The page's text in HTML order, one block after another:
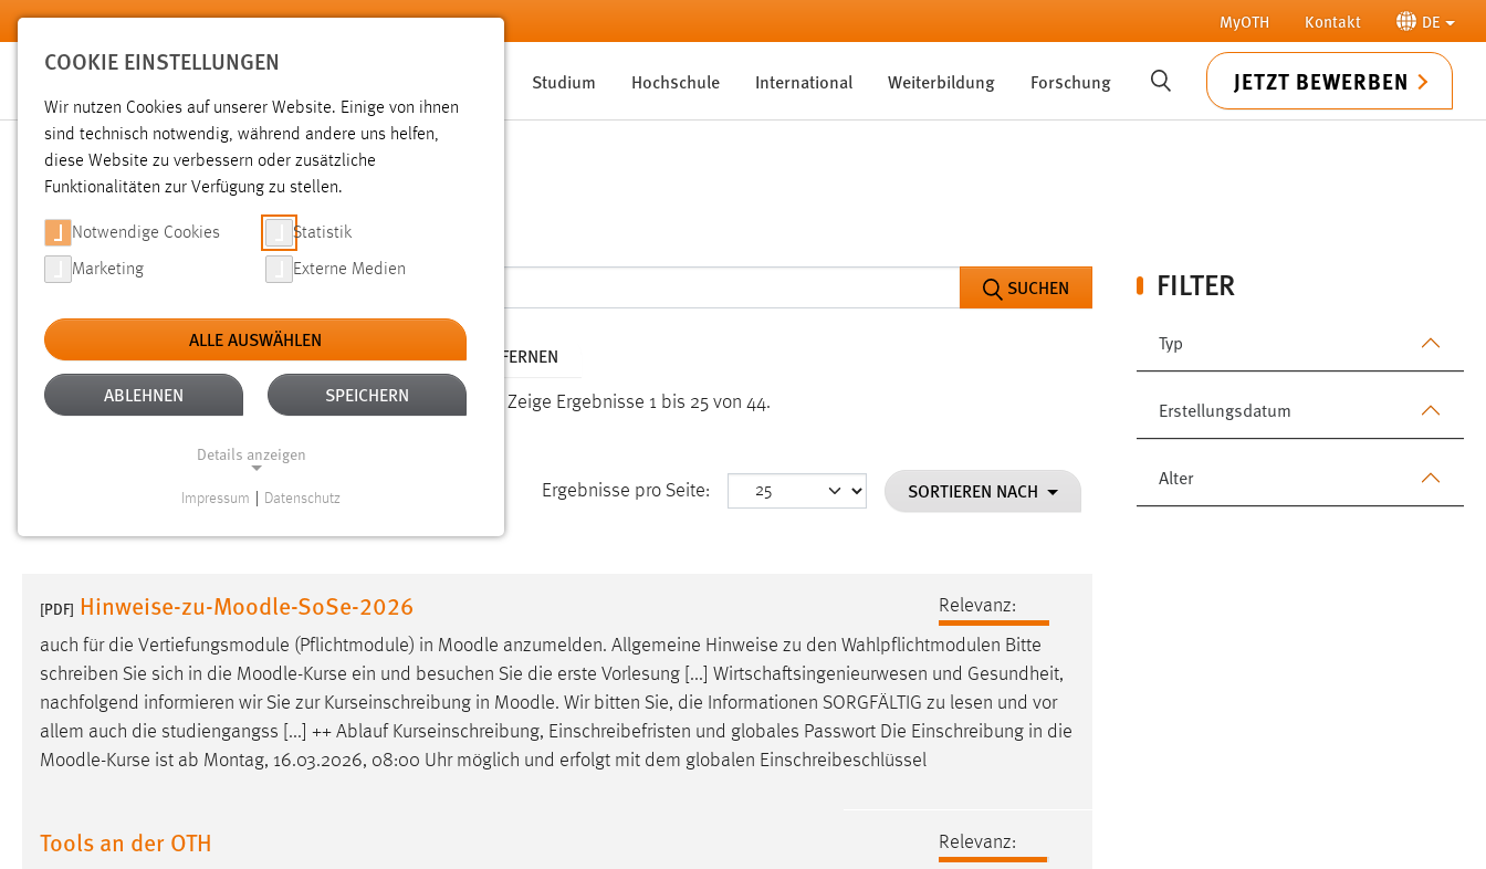
Zum Hauptinhalt springen MyOTH Kontakt DE
Studium Hochschule International Weiterbildung Forschung SUCHE JETZT BEWERBEN
SUCHE
FILTER
Typ
Erstellungsdatum
Alter
SUCHEN
Aktive Filter: ALTER: 1 BIS 6 MONATE ALLE FILTER ENTFERNEN
Gesucht nach "moodle". Es wurden 44 Ergebnisse gefunden. Zeige Ergebnisse 1 bis 25 von 44.
Ergebnisse pro Seite: SORTIEREN NACH
[PDF] Hinweise-zu-Moodle-SoSe-2026
Relevanz:
auch für die Vertiefungsmodule (Pflichtmodule) in Moodle anzumelden. Allgemeine Hinweise zu den Wahlpflichtmodulen Bitte
schreiben Sie sich in die Moodle-Kurse ein und besuchen Sie die erste Vorlesung [...] Wirtschaftsingenieurwesen und Gesundheit,
nachfolgend informieren wir Sie zur Kurseinschreibung in Moodle. Wir bitten Sie, die Informationen SORGFÄLTIG zu lesen und vor
allem auch die studiengangss [...] ++ Ablauf Kurseinschreibung, Einschreibefristen und globales Passwort Die Einschreibung in die
Moodle-Kurse ist ab Montag, 16.03.2026, 08:00 Uhr möglich und erfolgt mit dem globalen Einschreibeschlüssel
Tools an der OTH
Relevanz:
COOKIE EINSTELLUNGEN
Wir nutzen Cookies auf unserer Website. Einige von ihnen
sind technisch notwendig, während andere uns helfen,
diese Website zu verbessern oder zusätzliche
Funktionalitäten zur Verfügung zu stellen.
Notwendige Cookies Statistik
Marketing Externe Medien
ALLE AUSWÄHLEN
ABLEHNEN SPEICHERN
Details anzeigen
Website erforderlich.
Einverständnis
Name: cookie_consent
Dieser Cookie speichert die
ausgewählten Einverständnis-Optionen
Cookie Laufzeit: 1 Jahr
Impressum Datenschutz